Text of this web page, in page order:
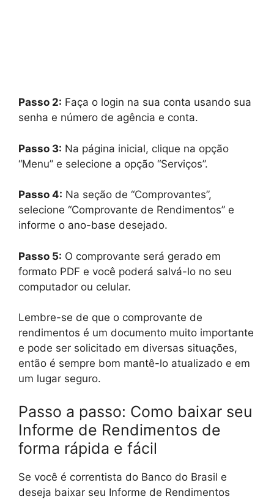
Passo 2: Faça o login na sua conta usando sua
senha e número de agência e conta.
Passo 3: Na página inicial, clique na opção
“Menu” e selecione a opção “Serviços”.
Passo 4: Na seção de “Comprovantes”,
selecione “Comprovante de Rendimentos” e
informe o ano-base desejado.
Passo 5: O comprovante será gerado em
formato PDF e você poderá salvá-lo no seu
computador ou celular.
Lembre-se de que o comprovante de
rendimentos é um documento muito importante
e pode ser solicitado em diversas situações,
então é sempre bom mantê-lo atualizado e em
um lugar seguro.
Passo a passo: Como baixar seu
Informe de Rendimentos de
forma rápida e fácil
Se você é correntista do Banco do Brasil e
deseja baixar seu Informe de Rendimentos